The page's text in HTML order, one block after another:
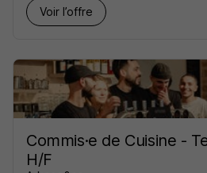
Voir l’offre
Commis·e de Cuisine -
H/F